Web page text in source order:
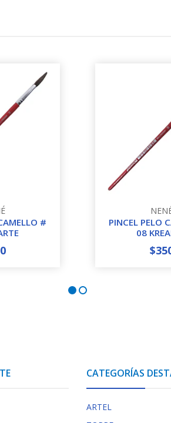
#
PINCEL PELO
08
+
CATEGORÍAS
ARTEL